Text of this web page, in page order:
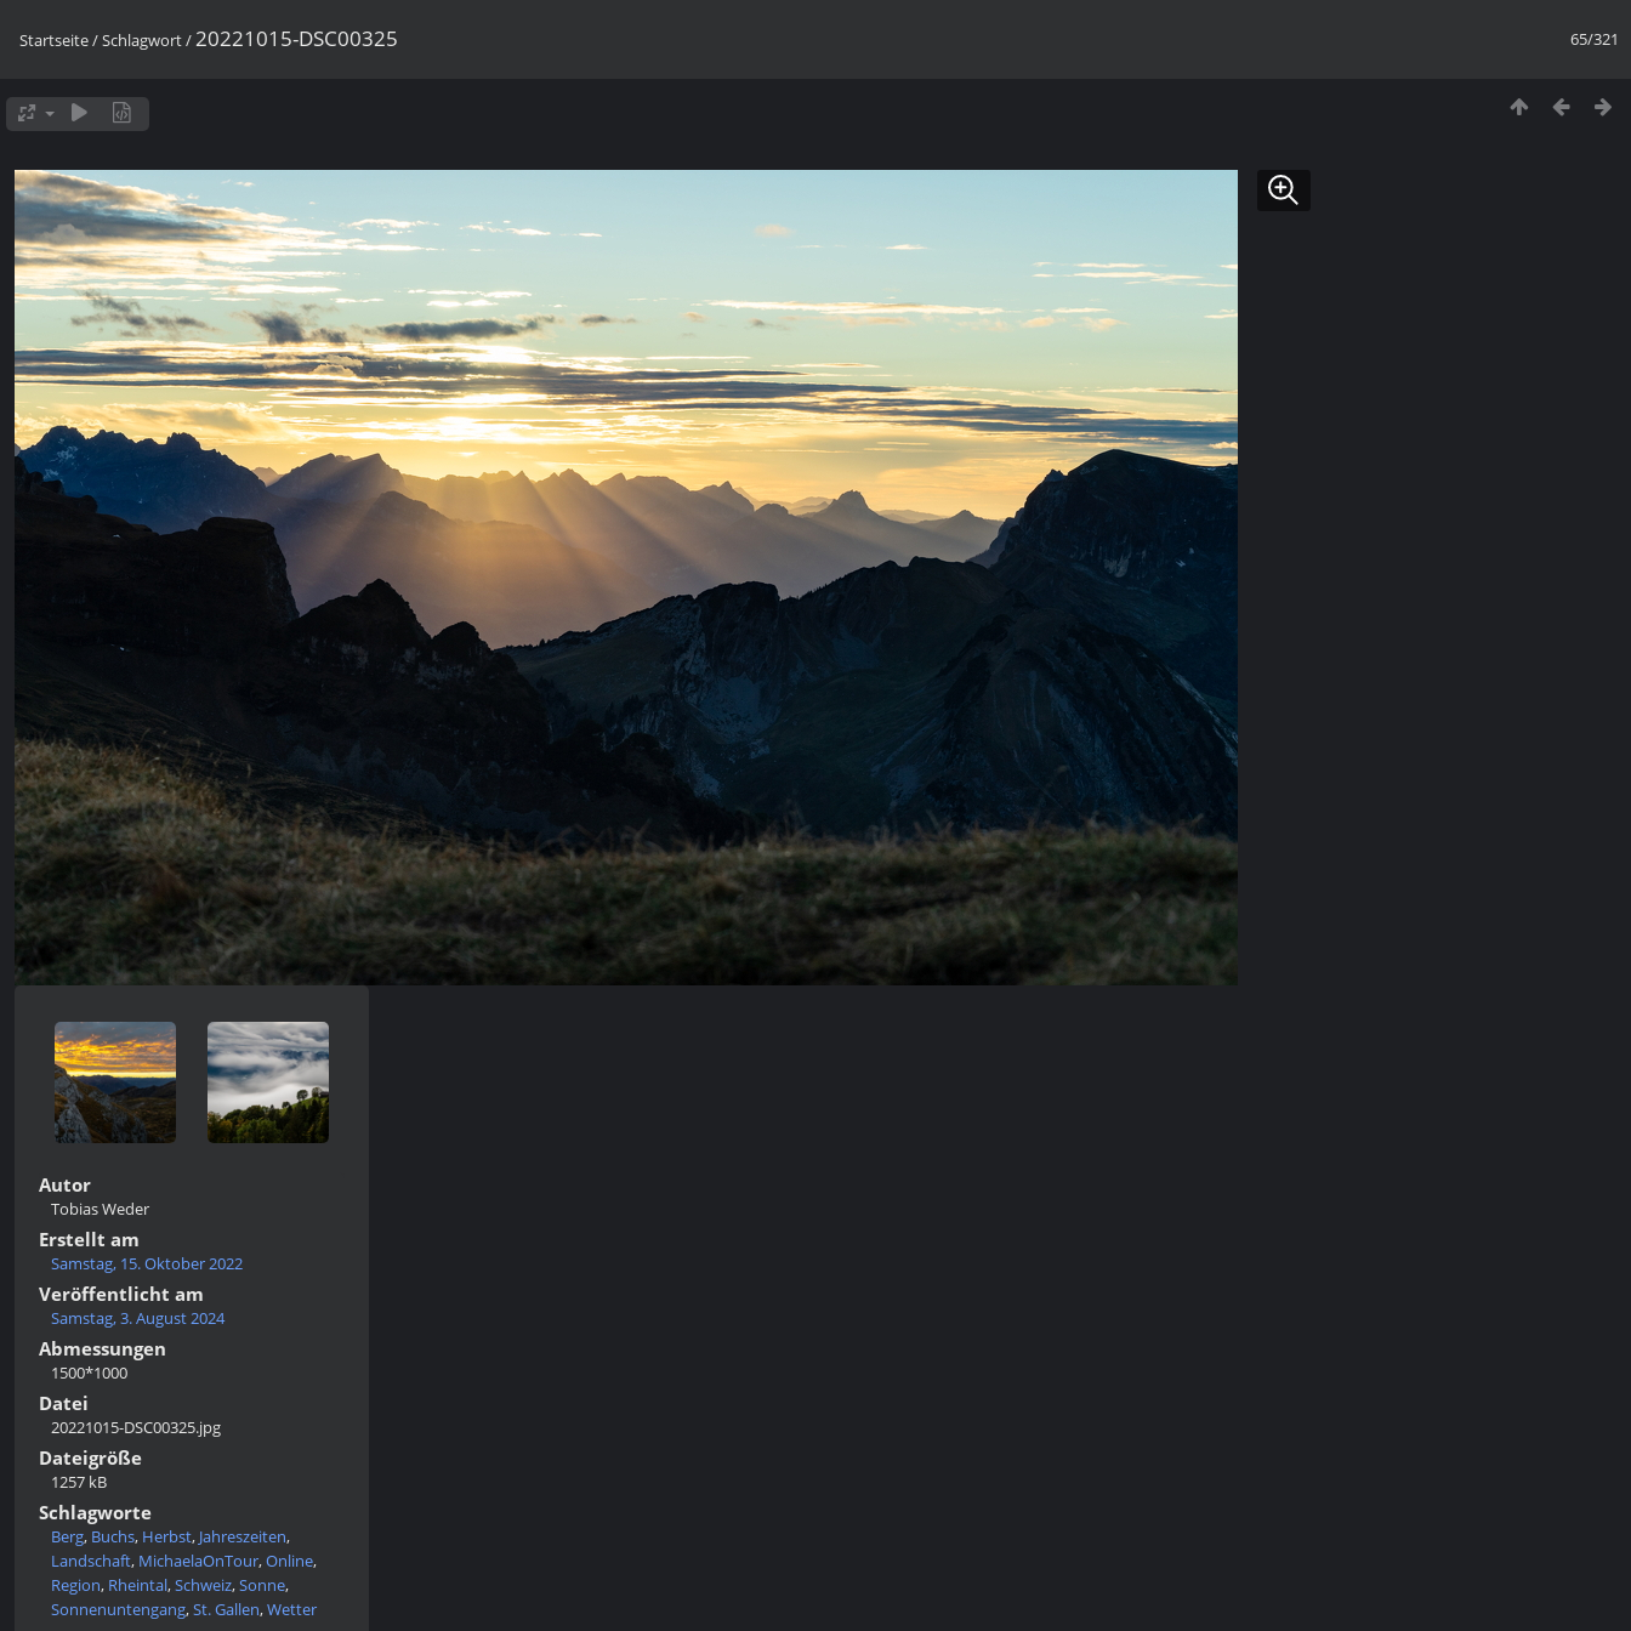
65/321
Startseite/Schlagwort/20221015-DSC00325
Autor
Tobias Weder
Erstellt am
Samstag, 15. Oktober 2022
Veröffentlicht am
Samstag, 3. August 2024
Abmessungen
1500*1000
Datei
20221015-DSC00325.jpg
Dateigröße
1257 kB
Schlagworte
Berg, Buchs, Herbst, Jahreszeiten,
Landschaft, MichaelaOnTour,Online,
Region, Rheintal,Schweiz,Sonne,
Sonnenuntengang,St. Gallen,Wetter